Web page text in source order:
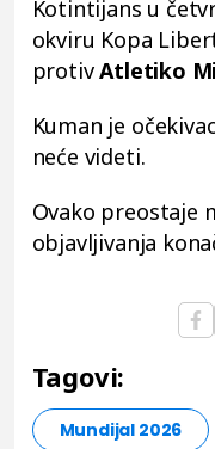
Kotintijans u
okviru Kopa
protivAtletiko
Kuman je
neće videti.
Ovako preostaje
objavljivanja
Tagovi:
Mundijal 2026